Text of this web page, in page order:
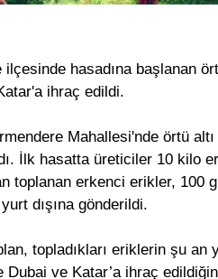
hasadına başlanan
ihraç edildi.
Mahallesi'nde örtü
İlk hasatta üreticiler 10 kilo
toplanan erkenci erikler, 100
dışına gönderildi.
topladıkları eriklerin şu
Dubai ve Katar’a ihraç